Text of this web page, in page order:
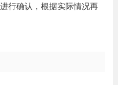
行确认，根据实际情况再